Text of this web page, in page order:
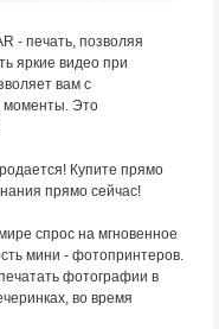
- печать, позволяя
яркие видео при
вам с
моменты. Это
Купите прямо
прямо сейчас!
спрос на мгновенное
мини - фотопринтеров.
фотографии в
во время